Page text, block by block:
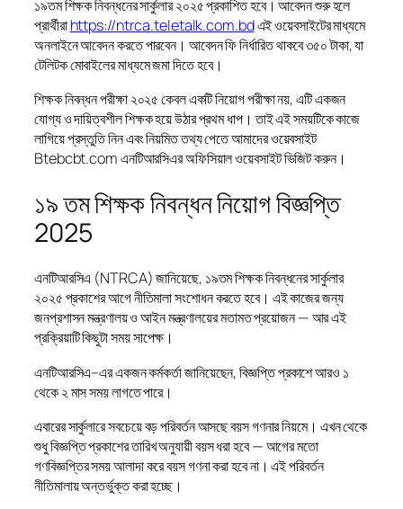
১৯তম শিক্ষক নিবন্ধনের সার্কুলার ২০২৫ প্রকাশিত হবে। আবেদন শুরু হলে
প্রার্থীরাhttps://ntrca.teletalk.com.bdএই ওয়েবসাইটের মাধ্যমে
অনলাইনে আবেদন করতে পারবেন। আবেদন ফি নির্ধারিত থাকবে ৩৫০ টাকা, যা
টেলিটক মোবাইলের মাধ্যমে জমা দিতে হবে।
শিক্ষক নিবন্ধন পরীক্ষা ২০২৫ কেবল একটি নিয়োগ পরীক্ষা নয়, এটি একজন
যোগ্য ও দায়িত্বশীল শিক্ষক হয়ে উঠার প্রথম ধাপ। তাই এই সময়টিকে কাজে
লাগিয়ে প্রস্তুতি নিন এবং নিয়মিত তথ্য পেতে আমাদের ওয়েবসাইট
Btebcbt.com এনটিআরসিএর অফিসিয়াল ওয়েবসাইট ভিজিট করুন।
১৯ তম শিক্ষক নিবন্ধন নিয়োগ বিজ্ঞপ্তি
2025
এনটিআরসিএ (NTRCA) জানিয়েছে, ১৯তম শিক্ষক নিবন্ধনের সার্কুলার
২০২৫ প্রকাশের আগে নীতিমালা সংশোধন করতে হবে। এই কাজের জন্য
জনপ্রশাসন মন্ত্রণালয় ও আইন মন্ত্রণালয়ের মতামত প্রয়োজন — আর এই
প্রক্রিয়াটি কিছুটা সময় সাপেক্ষ।
এনটিআরসিএ–এর একজন কর্মকর্তা জানিয়েছেন, বিজ্ঞপ্তি প্রকাশে আরও ১
থেকে ২ মাস সময় লাগতে পারে।
এবারের সার্কুলারে সবচেয়ে বড় পরিবর্তন আসছে বয়স গণনার নিয়মে। এখন থেকে
শুধু বিজ্ঞপ্তি প্রকাশের তারিখ অনুযায়ী বয়স ধরা হবে — আগের মতো
গণবিজ্ঞপ্তির সময় আলাদা করে বয়স গণনা করা হবে না। এই পরিবর্তন
নীতিমালায় অন্তর্ভুক্ত করা হচ্ছে।